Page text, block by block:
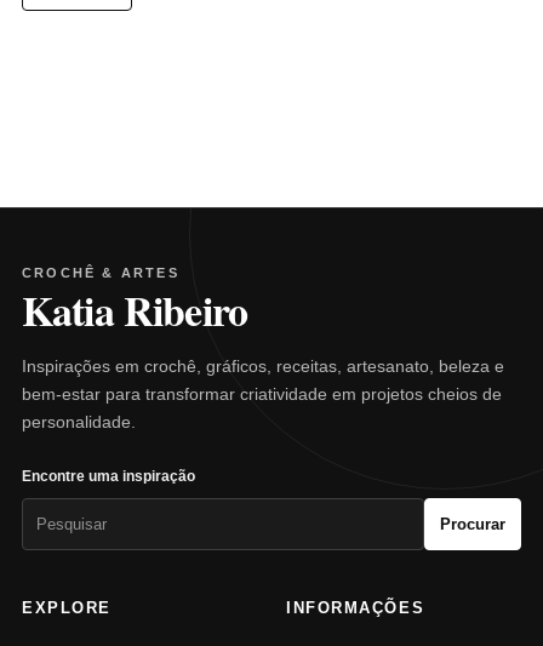
CROCHÊ & ARTES
Katia Ribeiro
Inspirações em crochê, gráficos, receitas, artesanato, beleza e
bem-estar para transformar criatividade em projetos cheios de
personalidade.
Encontre uma inspiração
Procurar
EXPLORE INFORMAÇÕES